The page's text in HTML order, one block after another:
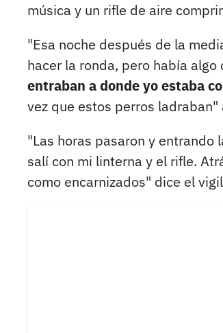
música y un rifle de aire
"Esa noche después de la
hacer la ronda, pero había
entraban a donde yo estaba
vez que estos perros ladraban"
"Las horas pasaron y
salí con mi linterna y el rifle.
como encarnizados" dice el